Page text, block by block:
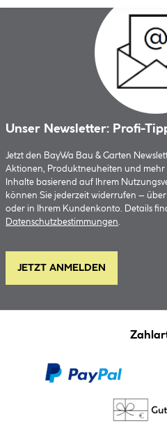
Unser Newsletter: Profi-
Jetzt den BayWa Bau & Garten
Aktionen, Produktneuheiten und
Inhalte basierend auf Ihrem
können Sie jederzeit widerrufen –
oder in Ihrem Kundenkonto. Details
Datenschutzbestimmungen.
JETZT ANMELDEN